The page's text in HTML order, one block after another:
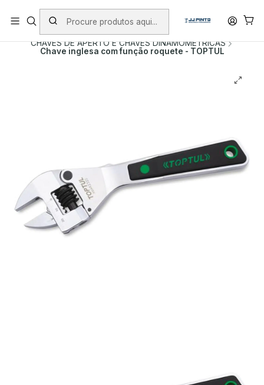
PORTES INCLUÍDOS EM ENCOMENDAS +75€ (excepto ilhas)
Início PRODUTOS
FERRAMENTA MANUAL
CHAVES DE APERTO E CHAVES DINAMOMETRICAS
Chave inglesa com função roquete - TOPTUL